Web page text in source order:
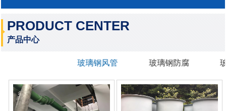
PRODUCT CENTER
产品中心
玻璃钢风管 玻璃钢防腐